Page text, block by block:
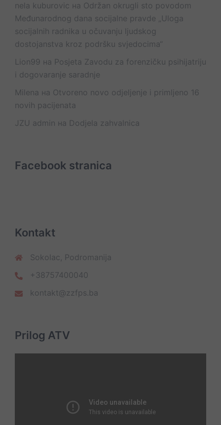
nela kuburovic на Održan okrugli sto povodom
Međunarodnog dana socijalne pravde „Uloga
socijalnih radnika u očuvanju ljudskog
dostojanstva kroz podršku svjedocima“
Lion99 на Posjeta Zavodu za forenzičku psihijatriju
i dogovaranje saradnje
Milena на Otvoreno novo odjeljenje i primljeno 16
novih pacijenata
JZU admin на Dodjela zahvalnica
Facebook stranica
Kontakt
Sokolac, Podromanija
+38757400040
kontakt@zzfps.ba
Prilog ATV